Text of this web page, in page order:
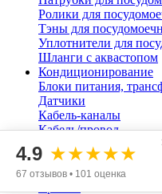
Ролики для
Тэны для
Уплотнители для
Шланги с аквастопом
Кондиционирование
Блоки питания,
Датчики
Кабель-каналы
Кабель/провод
Компрессоры для
Конденсаторы
Кондиционеры
4.9 ★★★★★
67 отзывов • 101 оценка